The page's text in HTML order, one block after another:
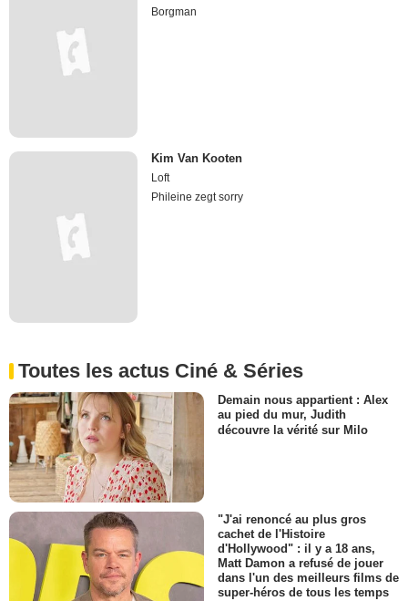
Borgman
Kim Van Kooten
Loft
Phileine zegt sorry
Toutes les actus Ciné & Séries
Demain nous appartient : Alex
au pied du mur, Judith
découvre la vérité sur Milo
"J'ai renoncé au plus gros
cachet de l'Histoire
d'Hollywood" : il y a 18 ans,
Matt Damon a refusé de jouer
dans l'un des meilleurs films de
super-héros de tous les temps